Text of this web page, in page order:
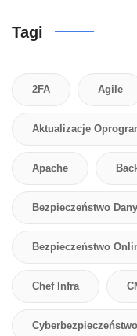
Tagi
2FA Agile
Aktualizacje
Apache
Bezpieczeństwo
Bezpieczeństwo
Chef Infra
Cyberbezpieczeństwo